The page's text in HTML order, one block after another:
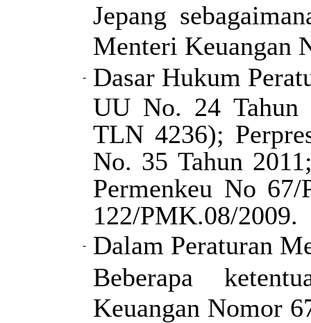
Jepang
Menteri Keuangan
- Dasar Hukum
UU No. 24 Tahun
TLN 4236);
No. 35 Tahun
Permenkeu No
122/PMK.08/2009.
-
Dalam Peraturan
Beberapa
Keuangan Nomor